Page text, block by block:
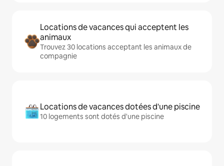
Locations de vacances qui acceptent les
animaux
Trouvez 30 locations acceptant les animaux de
compagnie
Locations de vacances dotées d'une piscine
10 logements sont dotés d'une piscine